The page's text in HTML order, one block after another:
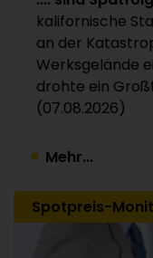
Partners / 15
kalifornische
an der
Werksgelände
drohte ein
(07.08.2026)
Mehr...
Spotpreis-